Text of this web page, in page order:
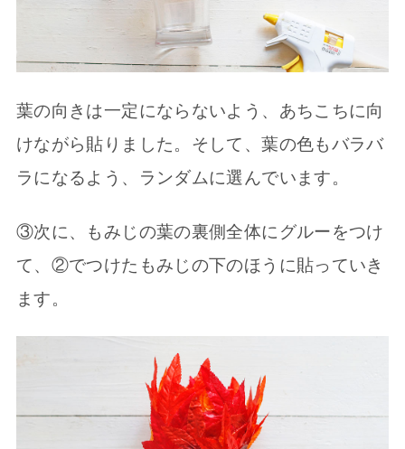
葉の向きは一定にならないよう、あちこちに向
けながら貼りました。そして、葉の色もバラバ
ラになるよう、ランダムに選んでいます。
③次に、もみじの葉の裏側全体にグルーをつけ
て、②でつけたもみじの下のほうに貼っていき
ます。